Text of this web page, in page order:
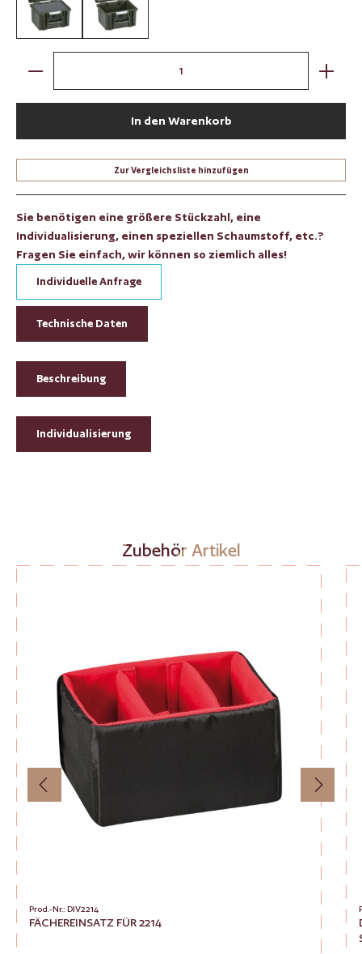
militär grün / mit Würfelschaum
militär grün / leer
Produkt Anzahl: Gib den gewünschten Wert ein oder
In den Warenkorb
Zur Vergleichsliste hinzufügen
Sie benötigen eine größere Stückzahl, eine
Individualisierung, einen speziellen Schaumstoff, etc.?
Fragen Sie einfach, wir können so ziemlich alles!
Individuelle Anfrage
Technische Daten
Beschreibung
Individualisierung
Produktgalerie überspringenZubehör Artikel
Prod.-Nr.: DIV2214
FÄCHEREINSATZ FÜR 2214